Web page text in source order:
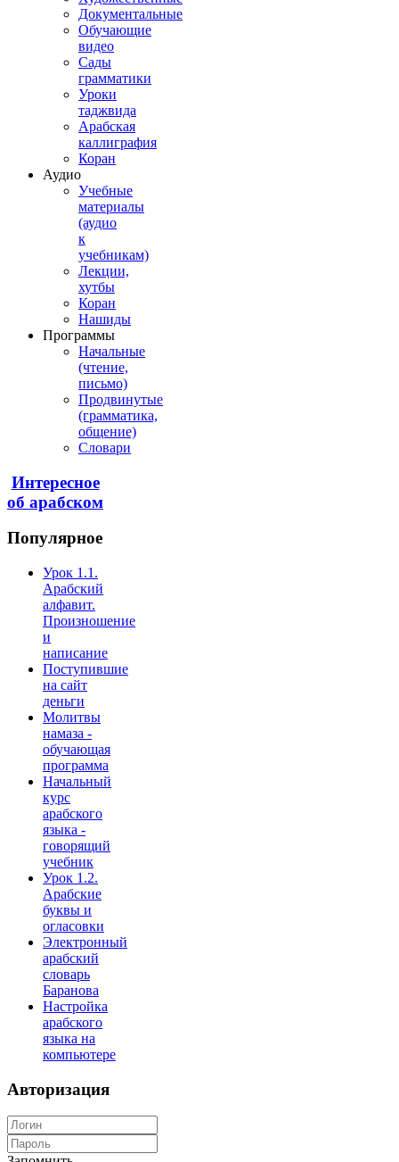
Документальные
Обучающие
видео
Сады
грамматики
Уроки
таджвида
Арабская
каллиграфия
Коран
Аудио
Учебные
материалы
(аудио
к
учебникам)
Лекции,
хутбы
Коран
Нашиды
Программы
Начальные
(чтение,
письмо)
Продвинутые
(грамматика,
общение)
Словари
Интересное
об арабском
Популярное
Урок 1.1.
Арабский
алфавит.
Произношение
и
написание
Поступившие
на сайт
деньги
Молитвы
намаза -
обучающая
программа
Начальный
курс
арабского
языка -
говорящий
учебник
Урок 1.2.
Арабские
буквы и
огласовки
Электронный
арабский
словарь
Баранова
Настройка
арабского
языка на
компьютере
Авторизация